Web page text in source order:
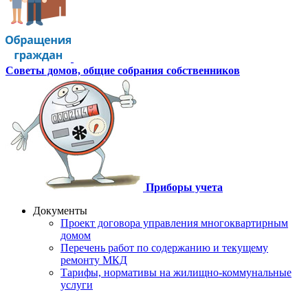
Советы домов, общие собрания собственников
Приборы учета
Документы
Проект договора управления многоквартирным
домом
Перечень работ по содержанию и текущему
ремонту МКД
Тарифы, нормативы на жилищно-коммунальные
услуги